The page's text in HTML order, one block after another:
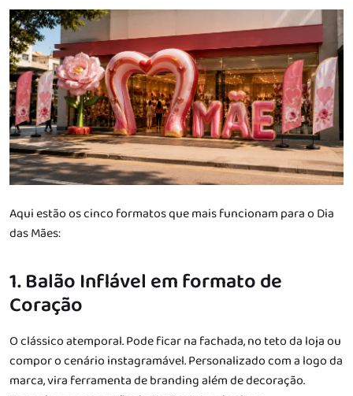
Aqui estão os cinco formatos que mais funcionam para o Dia
das Mães:
1. Balão Inflável em formato de
Coração
O clássico atemporal. Pode ficar na fachada, no teto da loja ou
compor o cenário instagramável. Personalizado com a logo da
marca, vira ferramenta de branding além de decoração.